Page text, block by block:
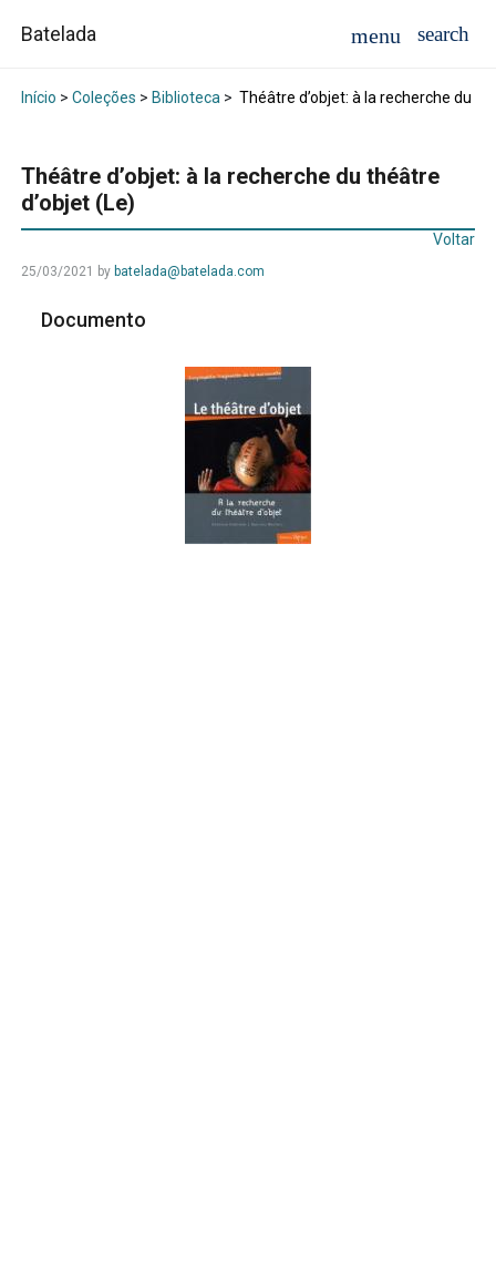
Batelada
Início > Coleções > Biblioteca> Théâtre d’objet: à la recherche du
Théâtre d’objet: à la recherche du théâtre
d’objet (Le)
Voltar
25/03/2021 by batelada@batelada.com
Documento